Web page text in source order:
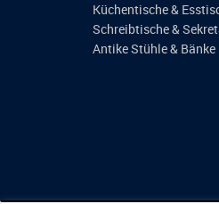
Küchentische &
Schreibtische &
Antike Stühle & Bänke